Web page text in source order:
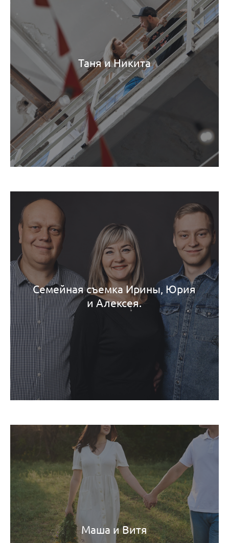
Таня и Никита
Семейная съемка Ирины, Юрия
и Алексея.
Маша и Витя